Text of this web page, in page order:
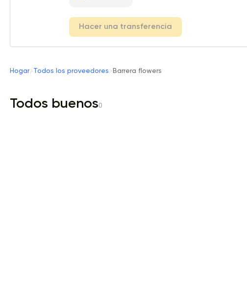
Hacer una transferencia
Hogar Todos los proveedores Barrera flowers
Todos buenos0